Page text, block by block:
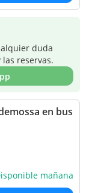
duda
reservas.
en bus
mañana